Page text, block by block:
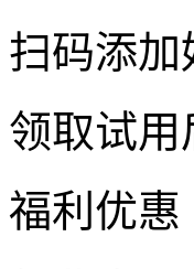
扫码添
领取试用
福利优惠